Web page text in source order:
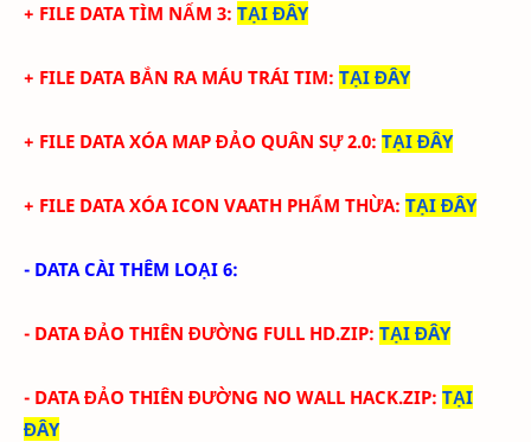
+ FILE DATA TÌM NẤM 3: TẠI ĐÂY
+ FILE DATA BẮN RA MÁU TRÁI TIM: TẠI ĐÂY
+ FILE DATA XÓA MAP ĐẢO QUÂN SỰ 2.0: TẠI ĐÂY
+ FILE DATA XÓA ICON VAATH PHẨM THỪA: TẠI ĐÂY
- DATA CÀI THÊM LOẠI 6:
- DATA ĐẢO THIÊN ĐƯỜNG FULL HD.ZIP: TẠI ĐÂY
- DATAĐẢO THIÊN ĐƯỜNG NO WALL HACK.ZIP: TẠI
ĐÂY